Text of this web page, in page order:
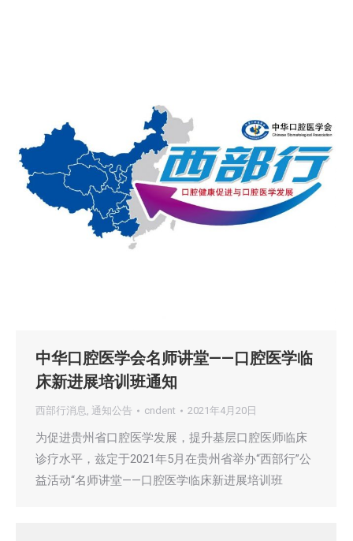
中华口腔医学会名师讲堂——口腔医学临
床新进展培训班通知
西部行消息, 通知公告 cndent 2021年4月20日
为促进贵州省口腔医学发展，提升基层口腔医师临床
诊疗水平，兹定于2021年5月在贵州省举办“西部行”公
益活动“名师讲堂——口腔医学临床新进展培训班